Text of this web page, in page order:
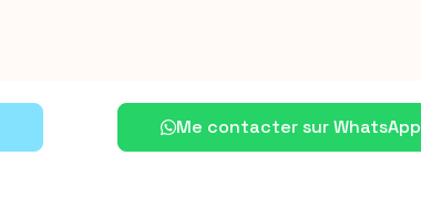
Me contacter sur WhatsApp